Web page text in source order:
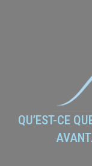
QU’EST-CE